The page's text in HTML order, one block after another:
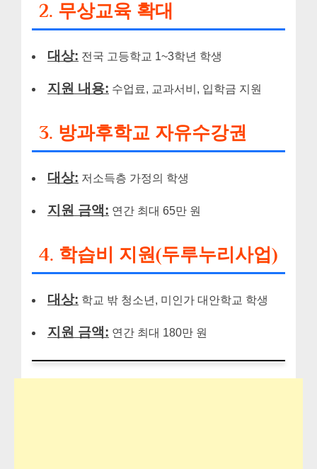
2. 무상교육 확대
대상: 전국 고등학교 1~3학년 학생
지원 내용: 수업료, 교과서비, 입학금 지원
3. 방과후학교 자유수강권
대상: 저소득층 가정의 학생
지원 금액: 연간 최대 65만 원
4. 학습비 지원(두루누리사업)
대상: 학교 밖 청소년, 미인가 대안학교 학생
지원 금액: 연간 최대 180만 원